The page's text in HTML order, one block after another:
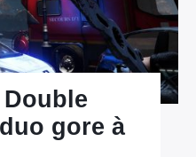
gore à